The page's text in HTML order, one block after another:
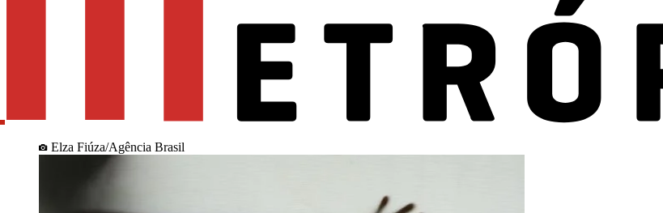
Elza Fiúza/Agência Brasil